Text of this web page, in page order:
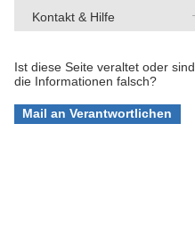
Kontakt & Hilfe
Ist diese Seite veraltet oder sind
die Informationen falsch?